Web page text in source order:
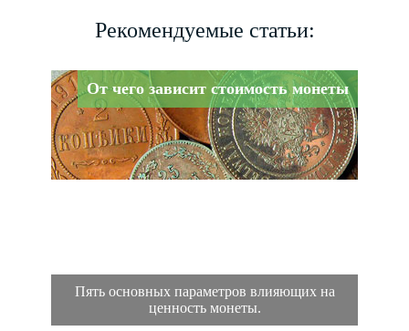
Рекомендуемые статьи:
От чего зависит стоимость монеты
Пять основных параметров влияющих на
ценность монеты.